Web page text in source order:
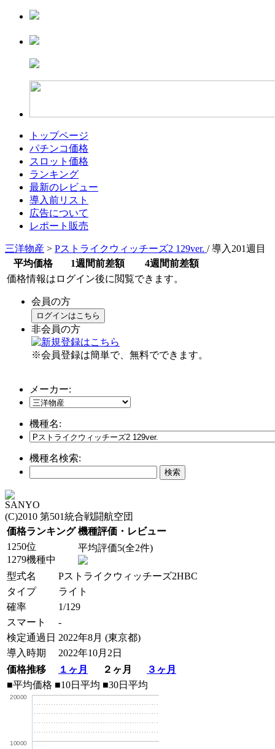
トップページ
パチンコ価格
スロット価格
ランキング
最新のレビュー
導入前リスト
広告について
レポート販売
三洋物産 > Pストライクウィッチーズ2 129ver. / 導入201週目
平均価格
1週間前差額
4週間前差額
価格情報はログイン後に閲覧できます。
会員の方
ログインはこちら
非会員の方
※会員登録は簡単で、無料でできます。
メーカー:
機種名:
機種名検索:
SANYO
(C)2010 第501統合戦闘航空団
価格ランキング 機種評価・レビュー
1250位
1279機種中
平均評価5(全2件)
型式名
Pストライクウィッチーズ2HBC
タイプ
ライト
確率
1/129
スマート
-
検定通過日 2022年8月 (東京都)
導入時期
2022年10月2日
価格推移
１ヶ月 ２ヶ月
３ヶ月
■平均価格 ■10日平均 ■30日平均
10000
20000